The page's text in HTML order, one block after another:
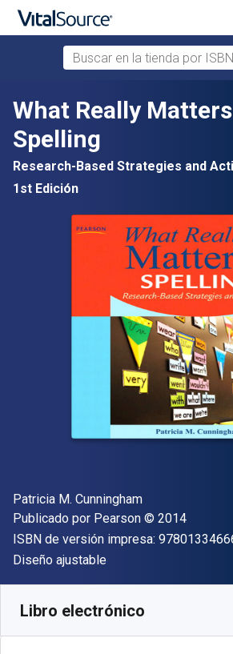
Saltar al contenido principal
Buscar en la tienda por ISBN,
What Really
Spelling
Research-Based Strategies and
1st Edición
Autor(es)
Patricia M. Cunningham
Editorial
Publicado por Pearson Copyright
© 2014
ISBN de versión impresa:
Formato
Diseño ajustable
Libro electrónico